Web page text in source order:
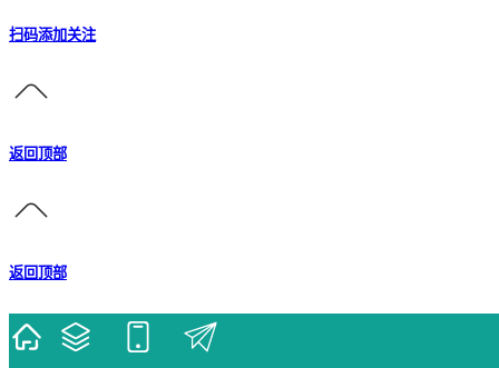
扫码添加关注
返回顶部
返回顶部